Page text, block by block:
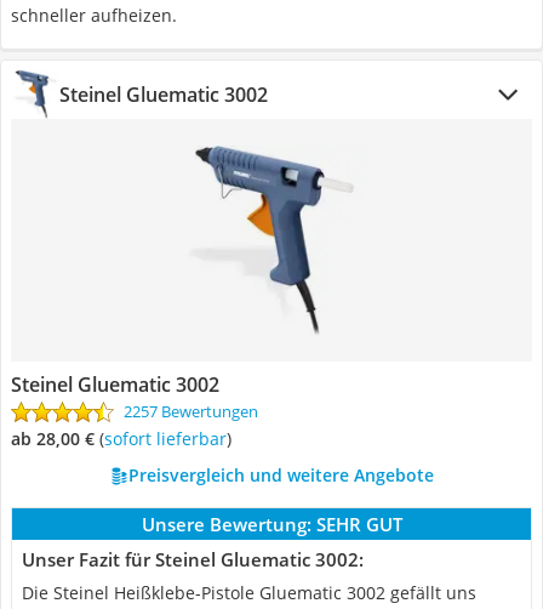
schneller aufheizen.
Steinel Gluematic 3002
Steinel Gluematic 3002
2257 Bewertungen
ab 28,00 € ( Sofort lieferbar)
Preisvergleich und weitere Angebote
Unsere Bewertung: SEHR GUT
Unser Fazit für Steinel Gluematic 3002:
Die Steinel Heißklebe-Pistole Gluematic 3002 gefällt uns